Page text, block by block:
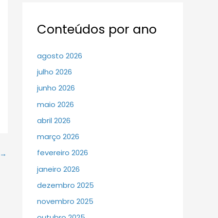
→
Conteúdos por ano
agosto 2026
julho 2026
junho 2026
maio 2026
abril 2026
março 2026
fevereiro 2026
janeiro 2026
dezembro 2025
novembro 2025